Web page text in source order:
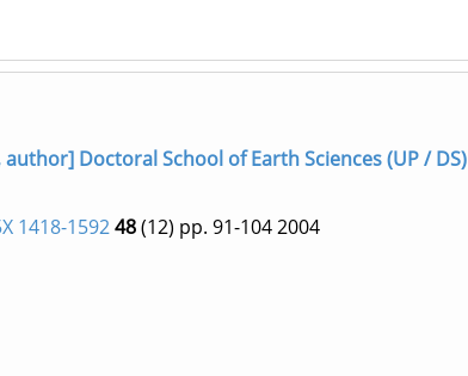
Doctoral School of Earth Sciences (UP / DS)
1418-159248(12) pp. 91-1042004